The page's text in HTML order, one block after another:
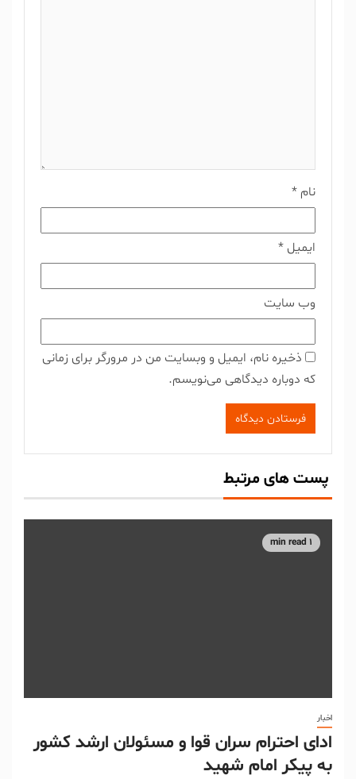
نام *
ایمیل *
وب‌ سایت
ذخیره نام، ایمیل و وبسایت من در مرورگر برای زمانی
که دوباره دیدگاهی می‌نویسم.
پست های مرتبط
1 min read
اخبار
ادای احترام سران قوا و مسئولان ارشد کشور
به پیکر امام شهید